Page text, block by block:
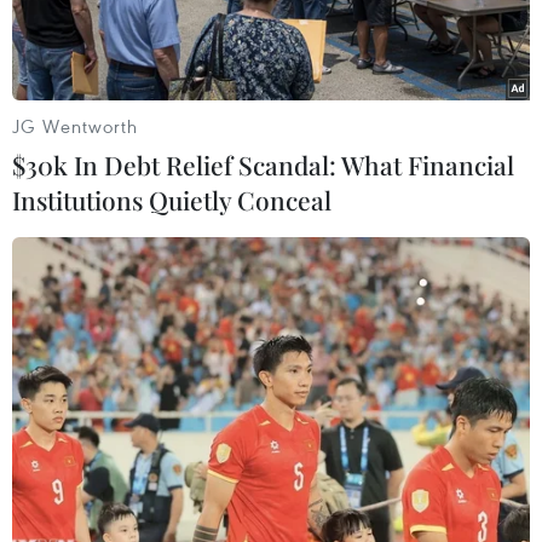
Thứ trưởng Ngoại giao Nga Igor Morgulov. (Nguồn: Sputnik)
Theo TASS, Thứ trưởng Ngoại giao Nga Igor
Morgulov ngày 19/11 cho biết Nga kêu gọi Mỹ và
Triều Tiên tiếp tục đối thoại về phi hạt nhân hóa
trên Bán đảo Triều Tiên.
Nhà ngoại giao này cho hay: "Chúng tôi tích cực
kêu gọi cả hai bên - Triều Tiên và Mỹ - nối lại
JG Wentworth
$30k In Debt Relief Scandal: What Financial
Institutions Quietly Conceal